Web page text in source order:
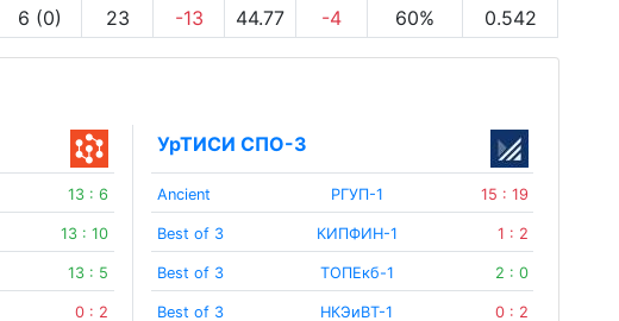
6 (0) 23 -13 44.77 -4 60% 0.542
13 : 6
13 : 10
13 : 5
0 : 2
УрТИСИ СПО-3
Ancient РГУП-1 15 : 19
Best of 3 КИПФИН-1 1 : 2
Best of 3 ТОПЕкб-1 2 : 0
Best of 3 НКЭиВТ-1 0 : 2